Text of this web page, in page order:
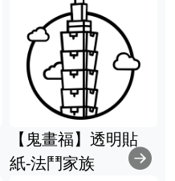
【鬼畫福】透明貼
紙-法鬥家族